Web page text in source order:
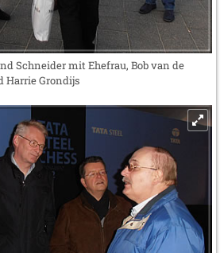
Schneider mit Ehefrau, Bob van de
Harrie Grondijs